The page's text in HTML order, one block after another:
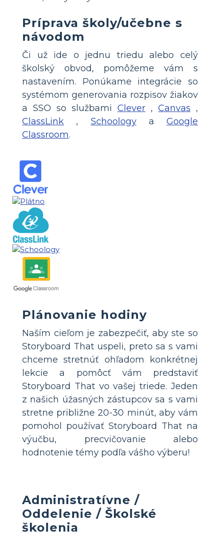
Príprava školy/učebne s
návodom
Či už ide o jednu triedu alebo celý
školský obvod, pomôžeme vám s
nastavením. Ponúkame integrácie so
systémom generovania rozpisov žiakov
a SSO so službami Clever , Canvas ,
ClassLink , Schoologya Google
Classroom.
Plánovanie hodiny
Naším cieľom je zabezpečiť, aby ste so
Storyboard That uspeli, preto sa s vami
chceme stretnúť ohľadom konkrétnej
lekcie a pomôcť vám predstaviť
Storyboard That vo vašej triede. Jeden
z našich úžasných zástupcov sa s vami
stretne približne 20-30 minút, aby vám
pomohol používať Storyboard That na
výučbu, precvičovanie alebo
hodnotenie témy podľa vášho výberu!
Administratívne /
Oddelenie / Školské
školenia